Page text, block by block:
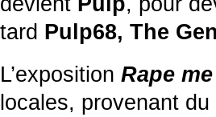
tard Pulp68, The
L’exposition Rape me
locales, provenant